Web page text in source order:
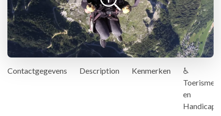
Contactgegevens Description Kenmerken
♿
Toerisme
en
Handicap